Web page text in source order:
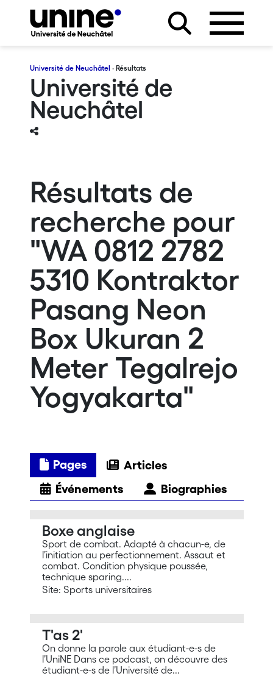
Université de Neuchâtel · Résultats
Université de
Neuchâtel
Résultats de
recherche pour
"WA 0812 2782
5310 Kontraktor
Pasang Neon
Box Ukuran 2
Meter Tegalrejo
Yogyakarta"
Pages
Articles
Événements
Biographies
Boxe anglaise
Sport de combat. Adapté à chacun-e, de
l’initiation au perfectionnement. Assaut et
combat. Condition physique poussée,
technique sparing....
Site: Sports universitaires
T'as 2'
On donne la parole aux étudiant-e-s de
l’UniNE Dans ce podcast, on découvre des
étudiant-e-s de l’Université de...